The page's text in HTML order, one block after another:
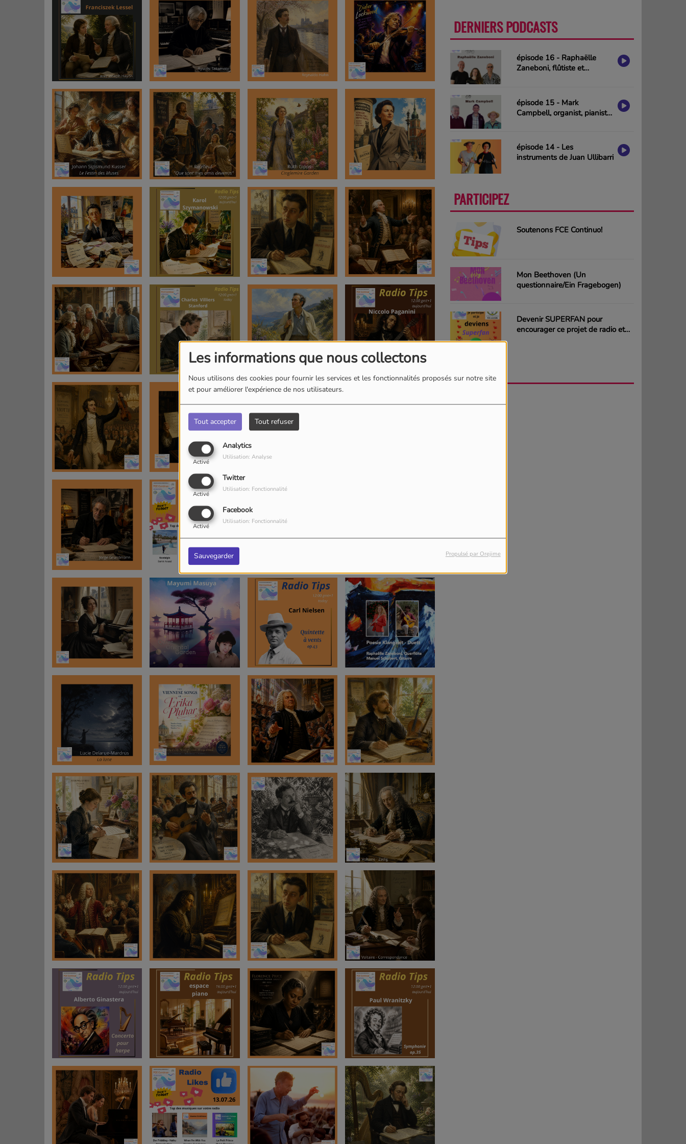
Les informations que nous collectons
Nous utilisons des cookies pour fournir les services et les fonctionnalités proposés sur notre site
et pour améliorer l'expérience de nos utilisateurs.
Tout accepter Tout refuser
Analytics
Activé
Utilisation: Analyse
Twitter
Activé
Utilisation: Fonctionnalité
Facebook
Activé
Utilisation: Fonctionnalité
Sauvegarder Propulsé par Orejime
DERNIERS PODCASTS
épisode 16 - Raphaëlle
Zaneboni, flûtiste et
épisode 15 - Mark
Campbell, organist, pianist
épisode 14 - Les
instruments de Juan Ullibarri
PARTICIPEZ
Soutenons FCE Continuo!
Mon Beethoven (Un
questionnaire/Ein Fragebogen)
Devenir SUPERFAN pour
encourager ce projet de radio et
AGENDA